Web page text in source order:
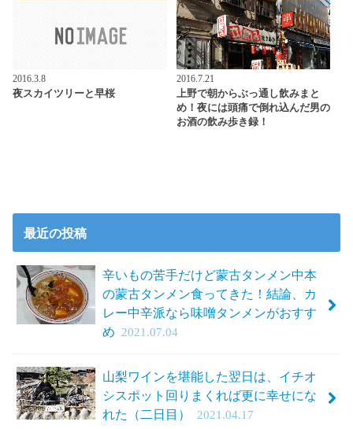
2016.3.8
夜スカイツリーと早桜
2016.7.21
上野で朝からぶっ通し飲みまと
め！夜には頭痛で倒れ込んだ男の
お酒の飲み歩き録！
最近の投稿
辛いもの苦手だけど蒙古タンメン中本
の蒙古タンメン食ってきた！結論、カ
レー中辛派なら味噌タンメンがおすす
め
2021.07.04
山梨ワインを堪能した翌日は、イチオ
シスポット回りまくれば更に幸せにな
れた（二日目）
2021.04.17